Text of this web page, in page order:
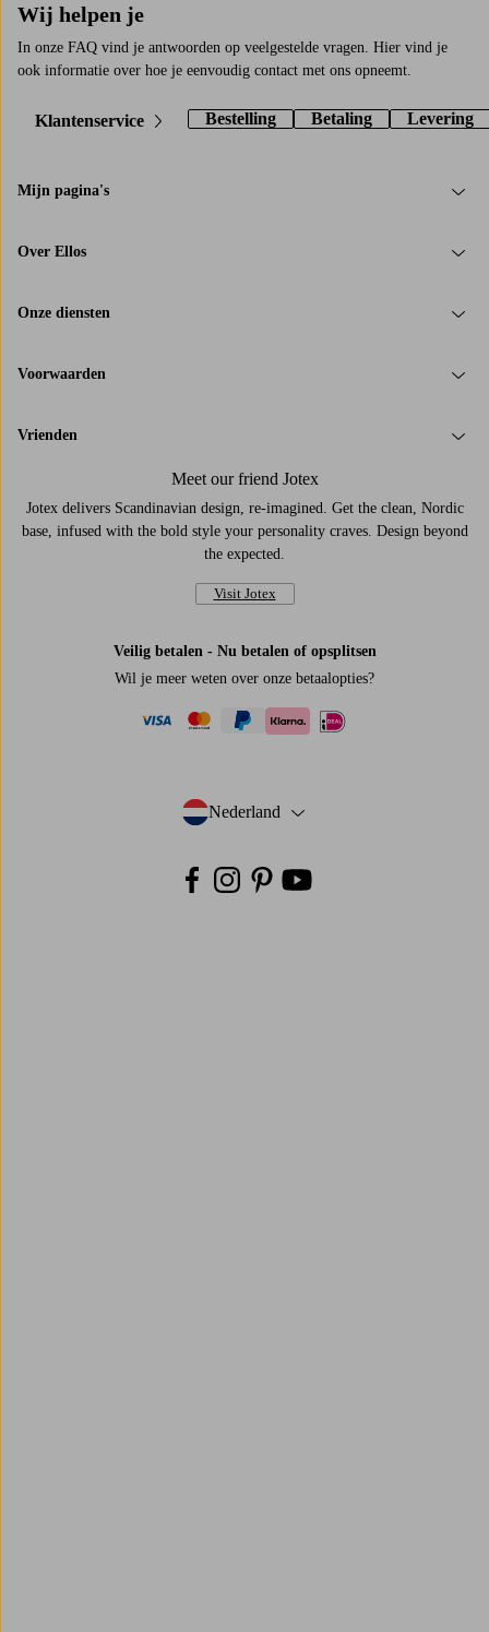
Wij helpen je
In onze FAQ vind je antwoorden op veelgestelde vragen. Hier vind je
ook informatie over hoe je eenvoudig contact met ons opneemt.
Klantenservice Bestelling Betaling Levering
Mijn pagina's
Over Ellos
Onze diensten
Voorwaarden
Vrienden
Meet our friend Jotex
Jotex delivers Scandinavian design, re-imagined. Get the clean, Nordic
base, infused with the bold style your personality craves. Design beyond
the expected.
Visit Jotex
Veilig betalen - Nu betalen of opsplitsen
Wil je meer weten over onze betaalopties?
Nederland
- Selecteer land